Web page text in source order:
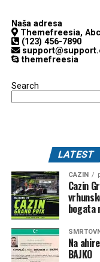
Naša adresa
Themefreesia,
(123) 456-7890
themefreesia
Search
LATEST
CAZIN
Cazin
bogata
Na
BAJKO